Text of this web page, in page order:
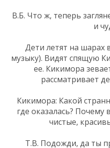
В.Б. Что ж, теперь
и
Дети летят на шарах
музыку). Видят спящую
ее. Кикимора
рассматривает
Кикимора: Какой
где оказалась? Почему
чистые,
Т.В. Подожди, да ты